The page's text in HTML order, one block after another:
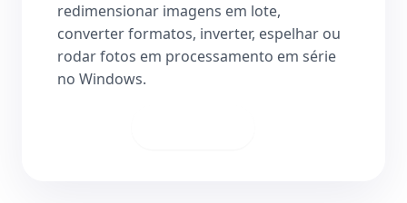
redimensionar imagens em lote,
converter formatos, inverter, espelhar ou
rodar fotos em processamento em série
no Windows.